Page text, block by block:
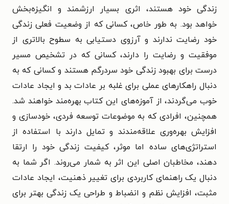
زندگی خود هستند، اثری بسیار ارزشمند و انگیزه‌بخش
خواهد بود. به طور خاص، کسانی که از وضعیت فعلی زندگی
خود رضایت ندارند و آرزوی دستیابی به سطوح بالاتری از
موفقیت و رضایت را دارند، کسانی که در تشخیص مسیر
درست برای بهبود زندگی خود سردرگم هستند و کسانی که به
دنبال راهکارهای عملی برای غلبه بر عادات بد و ایجاد عادات
خوب می‌گردند، از آموزه‌های این کتاب بهره‌مند خواهند شد.
همچنین، افرادی که به موضوعات توسعه فردی، خودسازی و
افزایش بهره‌وری علاقه‌مندند و تمایل دارند با استفاده از
استراتژی‌های ساده اما موثر، کیفیت زندگی خود را ارتقا
دهند، مخاطبان اصلی این اثر به شمار می‌روند. اگر شما به
دنبال یک راهنمای کاربردی برای تغییر ذهنیت، ایجاد عادات
مثبت، افزایش نظم و انضباط و طراحی یک زندگی بهتر برای